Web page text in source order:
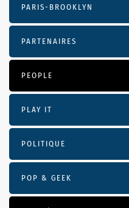
PARIS-BROOKLYN
PARTENAIRES
PEOPLE
PLAY IT
POLITIQUE
POP & GEEK